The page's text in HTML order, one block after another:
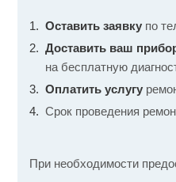
Оставить заявку по
Доставить ваш
на бесплатную
Оплатить услугу
Срок проведения
При необходимости